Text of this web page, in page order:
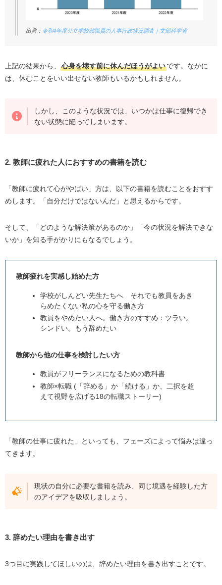
出典： 令和4年度公立学校教職員の人事行政状況調査｜文部科学省
上記の結果から、 心身を壊す前に休んだほうがよいです。なかに
は、休むことをいい出せない教師もいるかもしれません。
しかし、このような状況では、いつかは仕事に復帰でき
ない状態に陥ってしまいます。
2. 教師に疲れた人におすすめの書籍を読む
「教師に疲れて心がやばい」方は、以下の書籍を読むことをおすす
めします。「自分だけではないんだ」と思えるからです。
そして、「どのような解決策があるのか」「今の状況を解決できな
いか」を知る手がかりにもなるでしょう。
教師疲れを実感し始めた方
学校がしんどい先生たちへ それでも教員をあき
らめたくない私の心を守る働き方
教員をやめたい人へ。働き方のすすめ：ツラい。
シンドい。もう辞めたい
教師から他の仕事を検討したい方
教員がフリーランスになるための教科書
教師×転職 (「辞める」か「続ける」か、二択を超
えて視野を広げる18の転職ストーリー)
「教師の仕事に疲れた」といっても、フェーズによって悩みは違っ
てきます。
現状の自分に必要な書籍を読み、同じ境遇を経験した方
のアイデアを吸収しましょう。
3. 辞めたい理由を書き出す
3つ目に実践してほしいのは、辞めたい理由を書き出すことです。